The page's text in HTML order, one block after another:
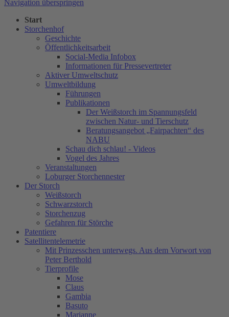
Navigation überspringen
Start
Storchenhof
Geschichte
Öffentlichkeitsarbeit
Social-Media Infobox
Informationen für Pressevertreter
Aktiver Umweltschutz
Umweltbildung
Führungen
Publikationen
Der Weißstorch im Spannungsfeld
zwischen Natur- und Tierschutz
Beratungsangebot „Fairpachten“ des
NABU
Schau dich schlau! - Videos
Vogel des Jahres
Veranstaltungen
Loburger Storchennester
Der Storch
Weißstorch
Schwarzstorch
Storchenzug
Gefahren für Störche
Patentiere
Satellitentelemetrie
Mit Prinzesschen unterwegs. Aus dem Vorwort von
Peter Berthold
Tierprofile
Mose
Claus
Gambia
Basuto
Marianne